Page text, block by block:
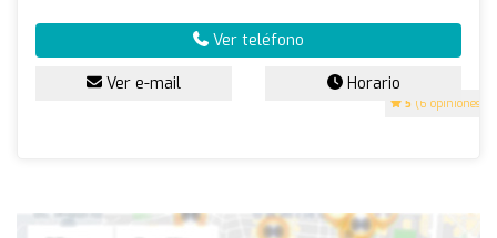
5 (6 opiniones)
Ver teléfono
Ver e-mail Horario